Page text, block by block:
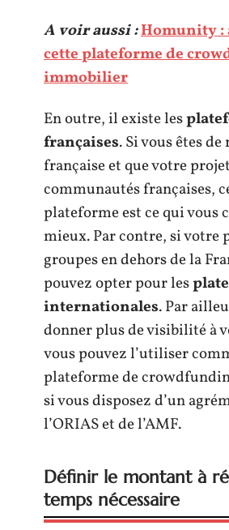
A voir aussi :Homunity :
cette plateforme de
immobilier
En outre, il existe les
françaises. Si vous êtes
française et que votre
communautés françaises,
plateforme est ce qui vous
mieux. Par contre, si votre
groupes en dehors de la
pouvez opter pour les
internationales. Par
donner plus de visibilité à
vous pouvez l’utiliser
plateforme de
si vous disposez d’un
l’ORIAS et de l’AMF.
Définir le montant à
temps nécessaire